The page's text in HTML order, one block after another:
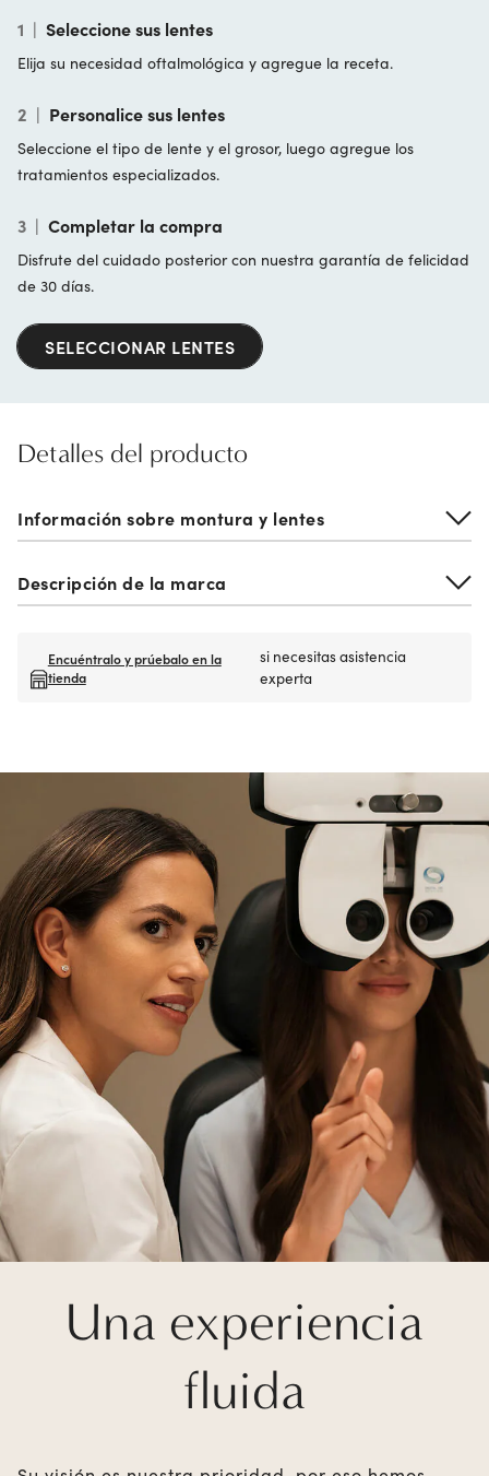
1 | Seleccione sus lentes
Elija su necesidad oftalmológica y agregue la receta.
2 | Personalice sus lentes
Seleccione el tipo de lente y el grosor, luego agregue los
tratamientos especializados.
3 | Completar la compra
Disfrute del cuidado posterior con nuestra garantía de felicidad
de 30 días.
SELECCIONAR LENTES
Detalles del producto
Información sobre montura y lentes
Descripción de la marca
Encuéntralo y prúebalo en la
tienda
si necesitas asistencia
experta
Una experiencia
fluida